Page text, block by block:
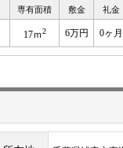
専有面積 敷金 礼金
17ｍ2 6万円 0ヶ月